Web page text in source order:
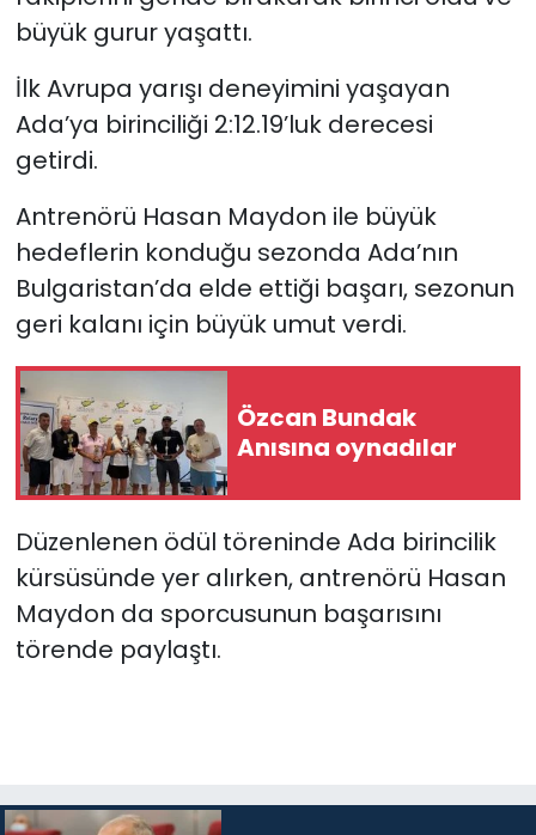
büyük gurur yaşattı.
İlk Avrupa yarışı deneyimini yaşayan
Ada’ya birinciliği 2:12.19’luk derecesi
getirdi.
Antrenörü Hasan Maydon ile büyük
hedeflerin konduğu sezonda Ada’nın
Bulgaristan’da elde ettiği başarı, sezonun
geri kalanı için büyük umut verdi.
Özcan Bundak
Anısına oynadılar
Düzenlenen ödül töreninde Ada birincilik
kürsüsünde yer alırken, antrenörü Hasan
Maydon da sporcusunun başarısını
törende paylaştı.
Spor
Teknoloji
TÜRKiYE
Video Galeri
YAŞAM
Yazarlar